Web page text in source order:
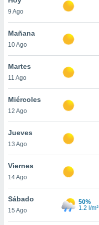
en
más
nuestra
de
cookies
aceptar
9 Ago
Mañana
10 Ago
Martes
11 Ago
Miércoles
12 Ago
Jueves
13 Ago
Viernes
14 Ago
Sábado
15 Ago
50%
1.2 l/m²